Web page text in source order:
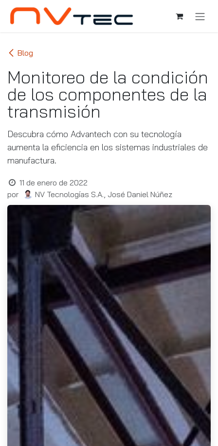
Ir al contenido
Blog
Monitoreo de la condición
de los componentes de la
transmisión
Descubra cómo Advantech con su tecnología
aumenta la eficiencia en los sistemas industriales de
manufactura.
11 de enero de 2022
por
NV Tecnologías S.A., José Daniel Núñez